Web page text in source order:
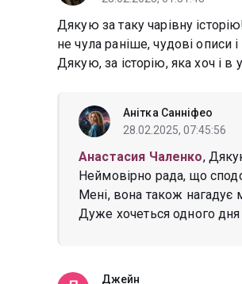
Дякую за таку чарівну
не чула раніше, чудові описи
Дякую, за історію, яка хоч і
Анітка Санніфео
28.02.2025, 07:45:56
Анастасия Чаленко,
Неймовірно рада, що
Мені, вона також нагадує
Дуже хочеться одного дня
Джейн